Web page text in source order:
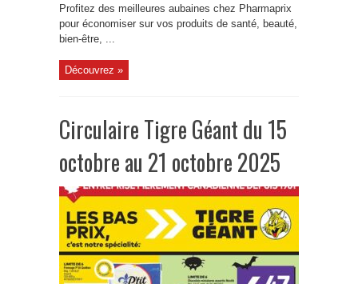
Profitez des meilleures aubaines chez Pharmaprix
pour économiser sur vos produits de santé, beauté,
bien-être, ...
Découvrez »
Circulaire Tigre Géant du 15
octobre au 21 octobre 2025